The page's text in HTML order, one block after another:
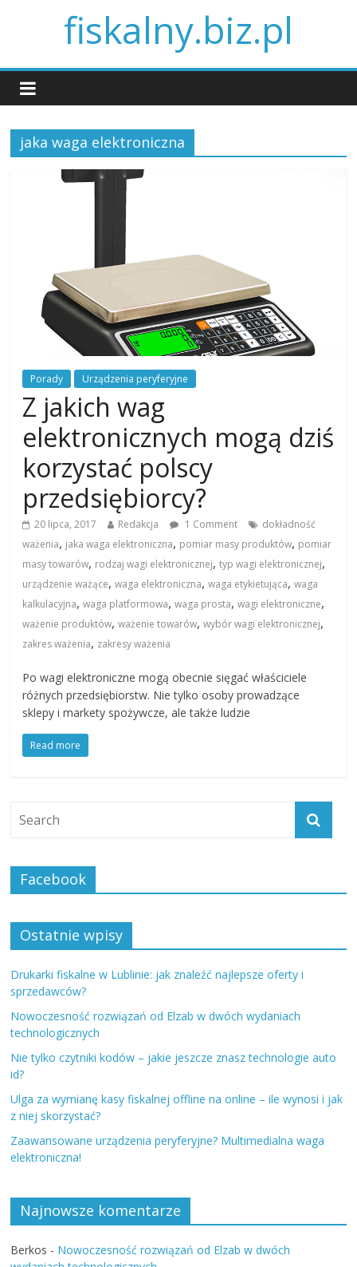
fiskalny.biz.pl
jaka waga elektroniczna
Porady Urządzenia peryferyjne
Z jakich wag
elektronicznych mogą dziś
korzystać polscy
przedsiębiorcy?
20 lipca, 2017 Redakcja 1 Comment
dokładność
ważenia, jaka waga elektroniczna, pomiar masy produktów, pomiar
masy towarów, rodzaj wagi elektronicznej,typ wagi elektronicznej,
urządzenie ważące,waga elektroniczna,waga etykietująca,waga
kalkulacyjna,waga platformowa,waga prosta,wagi elektroniczne,
ważenie produktów,ważenie towarów,wybór wagi elektronicznej,
zakres ważenia, zakresy ważenia
Po wagi elektroniczne mogą obecnie sięgać właściciele
różnych przedsiębiorstw. Nie tylko osoby prowadzące
sklepy i markety spożywcze, ale także ludzie
Read more
Facebook
Ostatnie wpisy
Drukarki fiskalne w Lublinie: jak znaleźć najlepsze oferty i
sprzedawców?
Nowoczesność rozwiązań od Elzab w dwóch wydaniach
technologicznych
Nie tylko czytniki kodów – jakie jeszcze znasz technologie auto
id?
Ulga za wymianę kasy fiskalnej offline na online – ile wynosi i jak
z niej skorzystać?
Zaawansowane urządzenia peryferyjne? Multimedialna waga
elektroniczna!
Najnowsze komentarze
Berkos - Nowoczesność rozwiązań od Elzab w dwóch